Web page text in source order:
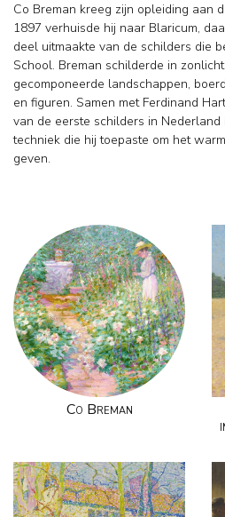
Co Breman kreeg zijn opleiding aan
1897 verhuisde hij naar Blaricum,
deel uitmaakte van de schilders die
School. Breman schilderde in
gecomponeerde landschappen,
en figuren. Samen met Ferdinand
van de eerste schilders in
techniek die hij toepaste om het
geven.
Co Breman